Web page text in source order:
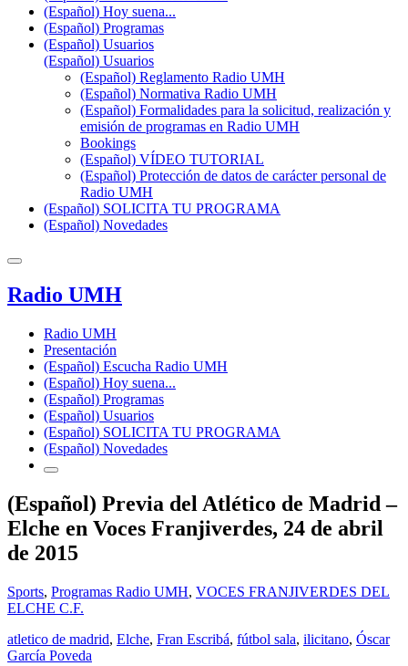
(Español) Hoy suena...
(Español) Programas
(Español) Usuarios
(Español) Usuarios
(Español) Reglamento Radio UMH
(Español) Normativa Radio UMH
(Español) Formalidades para la solicitud, realización y
emisión de programas en Radio UMH
Bookings
(Español) VÍDEO TUTORIAL
(Español) Protección de datos de carácter personal de
Radio UMH
(Español) SOLICITA TU PROGRAMA
(Español) Novedades
Radio UMH
Radio UMH
Presentación
(Español) Escucha Radio UMH
(Español) Hoy suena...
(Español) Programas
(Español) Usuarios
(Español) SOLICITA TU PROGRAMA
(Español) Novedades
(Español) Previa del Atlético de Madrid –
Elche en Voces Franjiverdes, 24 de abril
de 2015
Sports, Programas Radio UMH, VOCES FRANJIVERDES DEL
ELCHE C.F.
atletico de madrid, Elche, Fran Escribá, fútbol sala, ilicitano, Óscar
García Poveda